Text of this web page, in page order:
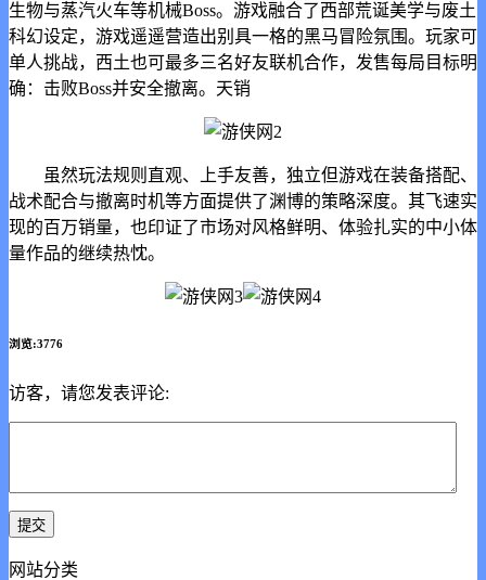
生物与蒸汽火车等机械Boss。游戏融合了西部荒诞美学与废土
科幻设定，游戏遥遥营造出别具一格的黑马冒险氛围。玩家可
单人挑战，西土也可最多三名好友联机合作，发售每局目标明
确：击败Boss并安全撤离。天销
虽然玩法规则直观、上手友善，独立但游戏在装备搭配、
战术配合与撤离时机等方面提供了渊博的策略深度。其飞速实
现的百万销量，也印证了市场对风格鲜明、体验扎实的中小体
量作品的继续热忱。
浏览:3776
访客，请您发表评论:
网站分类